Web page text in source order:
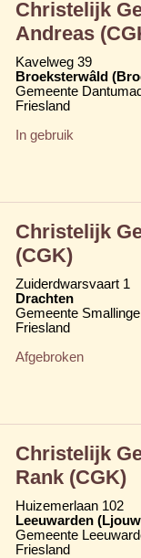
Christelijk
Andreas
Kavelweg 39
Broeksterwâld
Gemeente
Friesland
In gebruik
Christelijk
(CGK)
Zuiderdwarsvaart 1
Drachten
Gemeente
Friesland
Afgebroken
Christelijk
Rank (CGK)
Huizemerlaan 102
Leeuwarden
Gemeente
Friesland